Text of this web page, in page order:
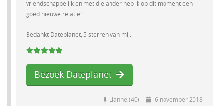
vriendschappelijk en met die ander heb ik op dit moment een
goed nieuwe relatie!
Bedankt Dateplanet, 5 sterren van mij.
Bezoek Dateplanet
Lianne (40) 6 november 2018